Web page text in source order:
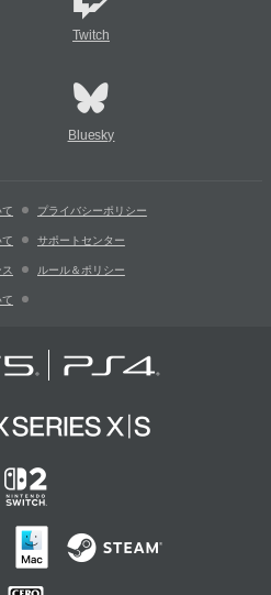
Twitch
Bluesky
プライバシーポリシー
サポートセンター
ルール＆ポリシー